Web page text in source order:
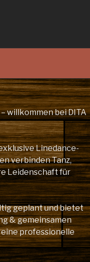
willkommen bei DITA
Linedance-
verbinden Tanz,
Leidenschaft für
geplant und bietet
& gemeinsamen
professionelle